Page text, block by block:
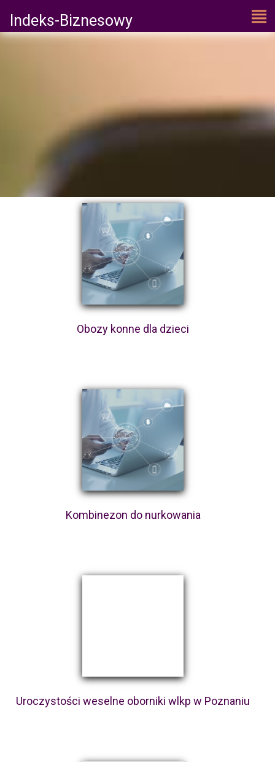
Indeks-Biznesowy
Obozy konne dla dzieci
Kombinezon do nurkowania
Uroczystości weselne oborniki wlkp w Poznaniu